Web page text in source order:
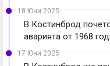
18 Юни 2025
В Костинброд
аварията от 1968
17 Юни 2025